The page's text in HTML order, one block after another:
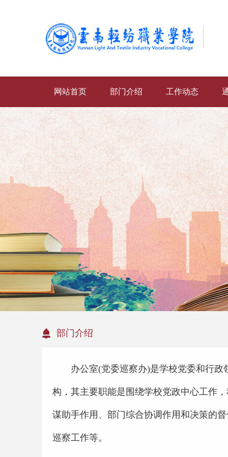
网站首页 部门介绍 工作动态
部门介绍
办公室(党委巡察办)是学校党委和行政
构，其主要职能是围绕学校党政中心工作
谋助手作用、部门综合协调作用和决策的
巡察工作等。